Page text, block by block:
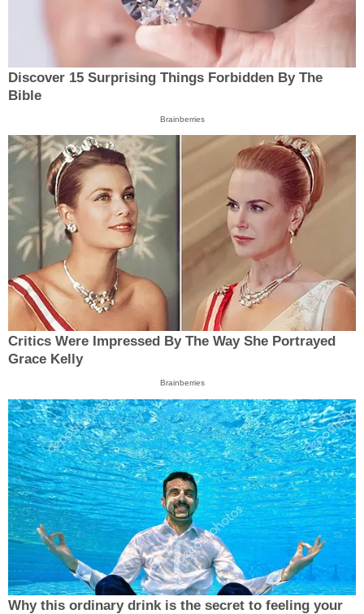
Discover 15 Surprising Things Forbidden By The
Bible
Brainberries
Critics Were Impressed By The Way She Portrayed
Grace Kelly
Brainberries
Why this ordinary drink is the secret to feeling your